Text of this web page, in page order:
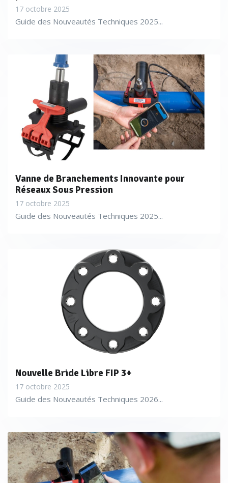
17 octobre 2025
Guide des Nouveautés Techniques 2025...
Vanne de Branchements Innovante pour
Réseaux Sous Pression
17 octobre 2025
Guide des Nouveautés Techniques 2025...
Nouvelle Bride Libre FIP 3+
17 octobre 2025
Guide des Nouveautés Techniques 2026...